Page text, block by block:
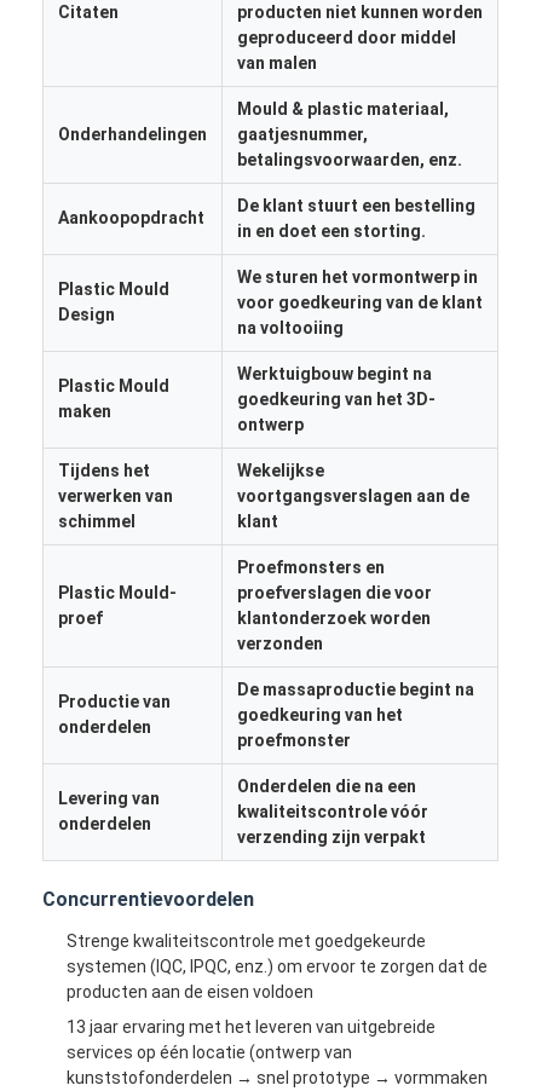
Citaten
producten niet kunnen worden
geproduceerd door middel
van malen
Onderhandelingen
Mould & plastic materiaal,
gaatjesnummer,
betalingsvoorwaarden, enz.
Aankoopopdracht
De klant stuurt een bestelling
in en doet een storting.
Plastic Mould
Design
We sturen het vormontwerp in
voor goedkeuring van de klant
na voltooiing
Plastic Mould
maken
Werktuigbouw begint na
goedkeuring van het 3D-
ontwerp
Tijdens het
verwerken van
schimmel
Wekelijkse
voortgangsverslagen aan de
klant
Plastic Mould-
proef
Proefmonsters en
proefverslagen die voor
klantonderzoek worden
verzonden
Productie van
onderdelen
De massaproductie begint na
goedkeuring van het
proefmonster
Levering van
onderdelen
Onderdelen die na een
kwaliteitscontrole vóór
verzending zijn verpakt
Concurrentievoordelen
Strenge kwaliteitscontrole met goedgekeurde
systemen (IQC, IPQC, enz.) om ervoor te zorgen dat de
producten aan de eisen voldoen
13 jaar ervaring met het leveren van uitgebreide
services op één locatie (ontwerp van
kunststofonderdelen → snel prototype → vormmaken